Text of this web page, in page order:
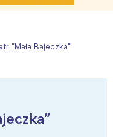
”Mała Bajeczka”